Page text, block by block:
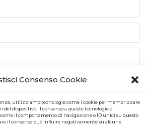
Consenso Cookie
utilizziamo tecnologie come i cookie per memorizzare
del dispositivo. Il consenso a queste tecnologie ci
il comportamento di navigazione o ID unici su questo
il consenso può influire negativamente su alcune